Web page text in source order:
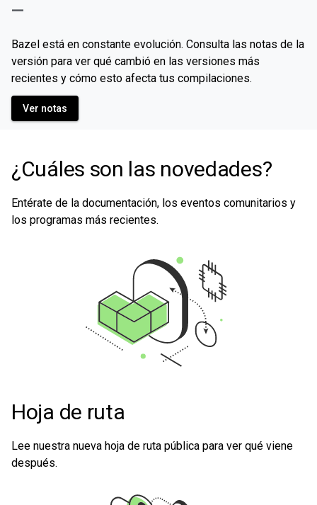
—
Bazel está en constante evolución. Consulta las notas de la
versión para ver qué cambió en las versiones más
recientes y cómo esto afecta tus compilaciones.
Ver notas
¿Cuáles son las novedades?
Entérate de la documentación, los eventos comunitarios y
los programas más recientes.
Hoja de ruta
Lee nuestra nueva hoja de ruta pública para ver qué viene
después.